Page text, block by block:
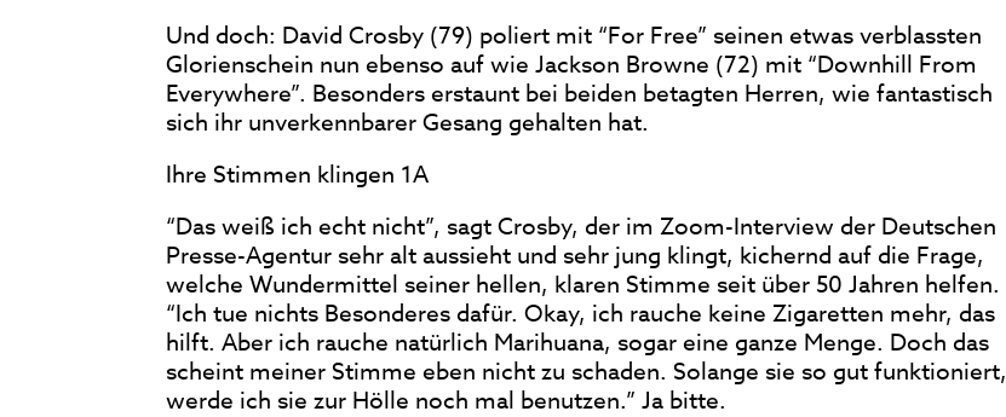
Und doch: David Crosby (79) poliert mit “For Free” seinen etwas verblassten
Glorienschein nun ebenso auf wie Jackson Browne (72) mit “Downhill From
Everywhere”. Besonders erstaunt bei beiden betagten Herren, wie fantastisch
sich ihr unverkennbarer Gesang gehalten hat.
Ihre Stimmen klingen 1A
“Das weiß ich echt nicht”, sagt Crosby, der im Zoom-Interview der Deutschen
Presse-Agentur sehr alt aussieht und sehr jung klingt, kichernd auf die Frage,
welche Wundermittel seiner hellen, klaren Stimme seit über 50 Jahren helfen.
“Ich tue nichts Besonderes dafür. Okay, ich rauche keine Zigaretten mehr, das
hilft. Aber ich rauche natürlich Marihuana, sogar eine ganze Menge. Doch das
scheint meiner Stimme eben nicht zu schaden. Solange sie so gut funktioniert,
werde ich sie zur Hölle noch mal benutzen.” Ja bitte.